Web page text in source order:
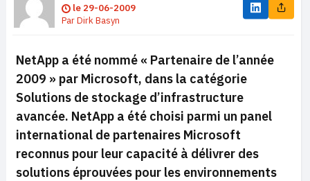
le 29-06-2009
ParDirk Basyn
NetApp a été nommé « Partenaire de l’année
2009 » par Microsoft, dans la catégorie
Solutions de stockage d’infrastructure
avancée. NetApp a été choisi parmi un panel
international de partenaires Microsoft
reconnus pour leur capacité à délivrer des
solutions éprouvées pour les environnements